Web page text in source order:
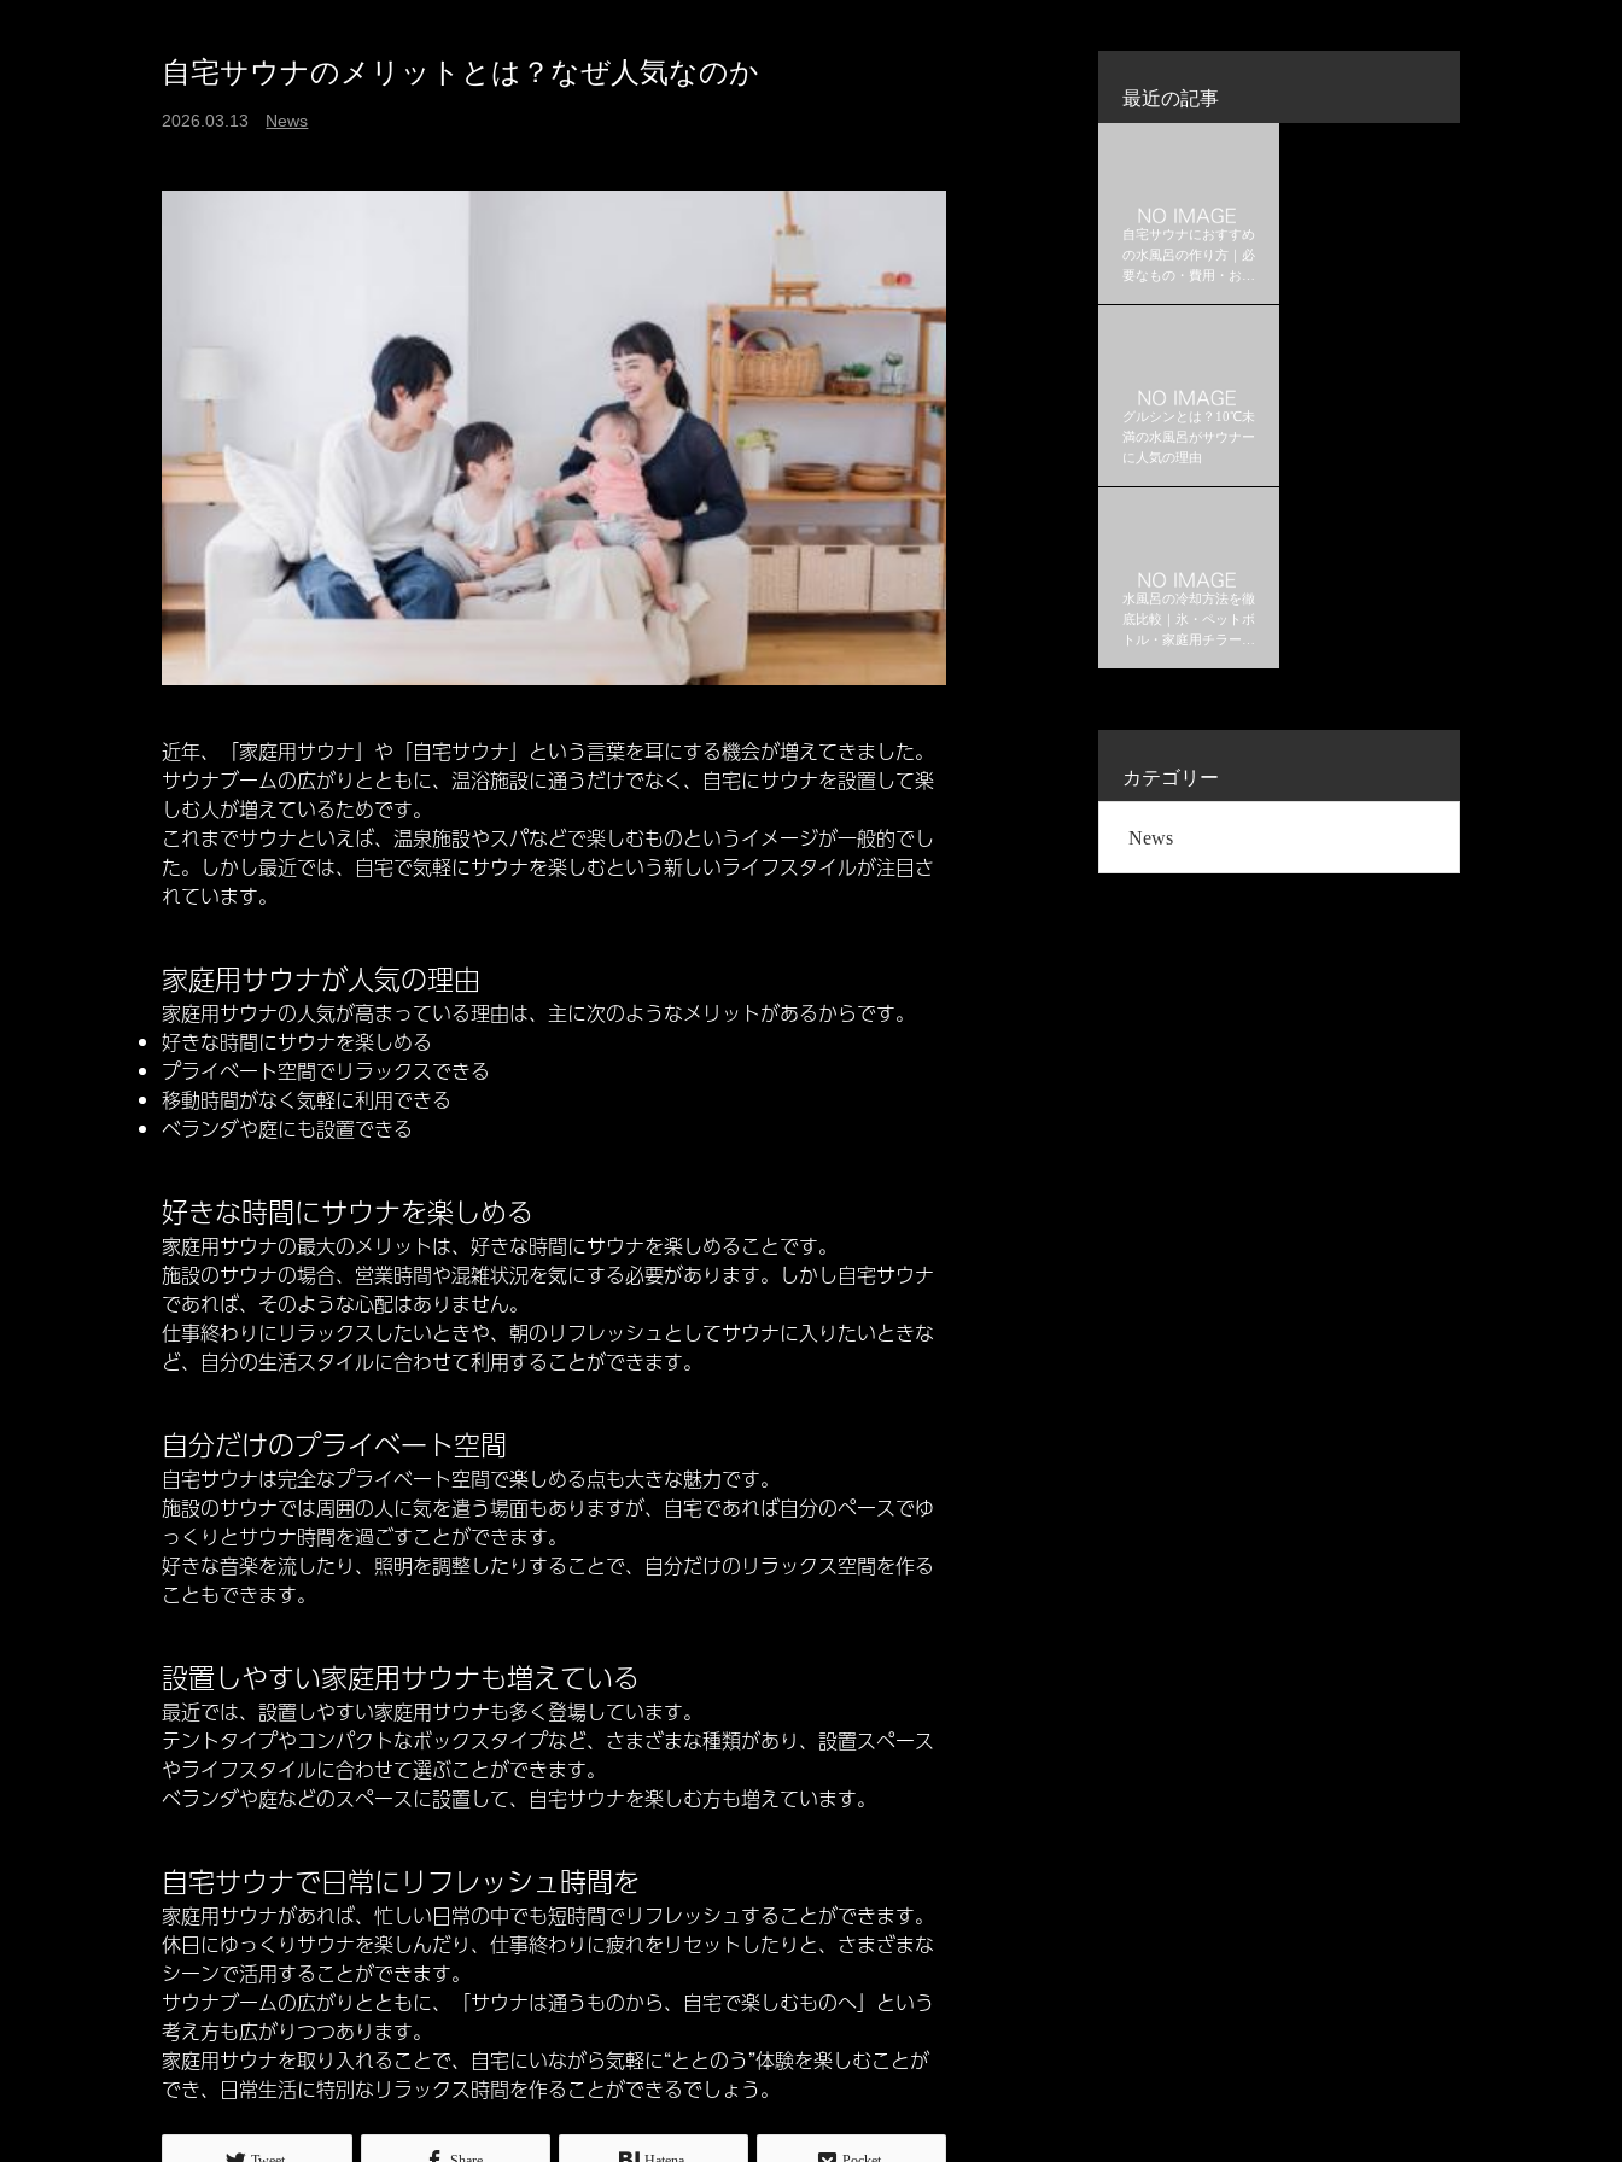
自宅サウナのメリットとは？なぜ人気なのか
2026.03.13 News
近年、「家庭用サウナ」や「自宅サウナ」という言葉を耳にする機会が増えてきました。
サウナブームの広がりとともに、温浴施設に通うだけでなく、自宅にサウナを設置して楽
しむ人が増えているためです。
これまでサウナといえば、温泉施設やスパなどで楽しむものというイメージが一般的でし
た。しかし最近では、自宅で気軽にサウナを楽しむという新しいライフスタイルが注目さ
れています。
家庭用サウナが人気の理由
家庭用サウナの人気が高まっている理由は、主に次のようなメリットがあるからです。
好きな時間にサウナを楽しめる
プライベート空間でリラックスできる
移動時間がなく気軽に利用できる
ベランダや庭にも設置できる
好きな時間にサウナを楽しめる
家庭用サウナの最大のメリットは、好きな時間にサウナを楽しめることです。
施設のサウナの場合、営業時間や混雑状況を気にする必要があります。しかし自宅サウナ
であれば、そのような心配はありません。
仕事終わりにリラックスしたいときや、朝のリフレッシュとしてサウナに入りたいときな
ど、自分の生活スタイルに合わせて利用することができます。
自分だけのプライベート空間
自宅サウナは完全なプライベート空間で楽しめる点も大きな魅力です。
施設のサウナでは周囲の人に気を遣う場面もありますが、自宅であれば自分のペースでゆ
っくりとサウナ時間を過ごすことができます。
好きな音楽を流したり、照明を調整したりすることで、自分だけのリラックス空間を作る
こともできます。
設置しやすい家庭用サウナも増えている
最近では、設置しやすい家庭用サウナも多く登場しています。
テントタイプやコンパクトなボックスタイプなど、さまざまな種類があり、設置スペース
やライフスタイルに合わせて選ぶことができます。
ベランダや庭などのスペースに設置して、自宅サウナを楽しむ方も増えています。
自宅サウナで日常にリフレッシュ時間を
家庭用サウナがあれば、忙しい日常の中でも短時間でリフレッシュすることができます。
休日にゆっくりサウナを楽しんだり、仕事終わりに疲れをリセットしたりと、さまざまな
シーンで活用することができます。
サウナブームの広がりとともに、「サウナは通うものから、自宅で楽しむものへ」という
考え方も広がりつつあります。
家庭用サウナを取り入れることで、自宅にいながら気軽に“ととのう”体験を楽しむことが
でき、日常生活に特別なリラックス時間を作ることができるでしょう。
最近の記事
自宅サウナにおすすめ
の水風呂の作り方｜必
要なもの・費用・おす
グルシンとは？10℃未
満の水風呂がサウナー
に人気の理由
水風呂の冷却方法を徹
底比較｜氷・ペットボ
トル・家庭用チラーは
カテゴリー
News